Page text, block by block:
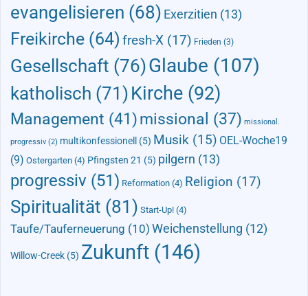
evangelisieren (68) Exerzitien (13)
Freikirche (64) fresh-X (17) Frieden (3)
Gesellschaft (76)Glaube (107)
katholisch (71) Kirche (92)
Management (41)missional (37) missional.
progressiv (2) multikonfessionell (5) Musik (15) OEL-Woche19
(9) Ostergarten (4) Pfingsten 21 (5) pilgern (13)
progressiv (51) Reformation (4) Religion (17)
Spiritualität (81) Start-Up! (4)
Taufe/Tauferneuerung (10) Weichenstellung (12)
Willow-Creek (5) Zukunft (146)